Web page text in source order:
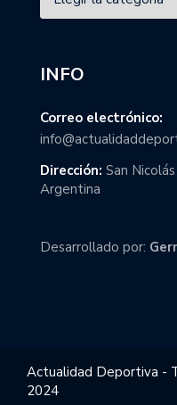
INFO
Correo electrónico:
Dirección: San
Argentina
Desarrollado por:
Actualidad Deportiva -
2024